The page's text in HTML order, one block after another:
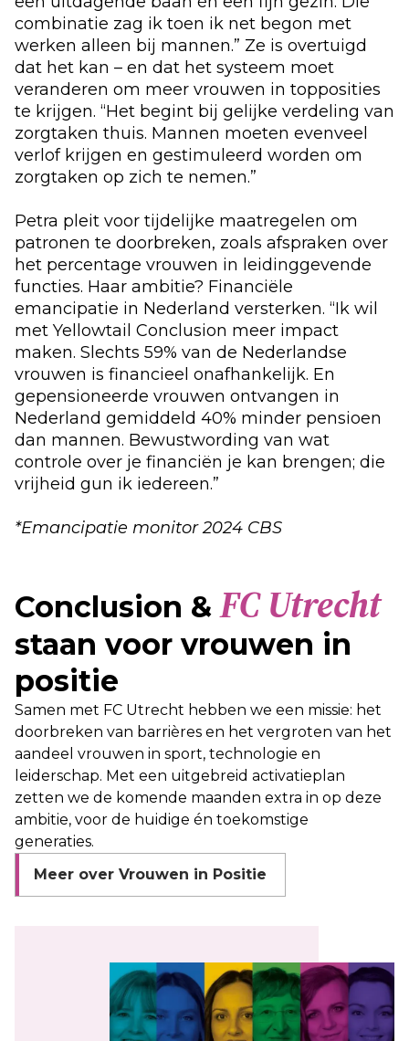
combinatie zag ik toen ik net begon met
werken alleen bij mannen.” Ze is overtuigd
dat het kan – en dat het systeem moet
veranderen om meer vrouwen in topposities
te krijgen. “Het begint bij gelijke verdeling van
zorgtaken thuis. Mannen moeten evenveel
verlof krijgen en gestimuleerd worden om
zorgtaken op zich te nemen.”
Petra pleit voor tijdelijke maatregelen om
patronen te doorbreken, zoals afspraken over
het percentage vrouwen in leidinggevende
functies. Haar ambitie? Financiële
emancipatie in Nederland versterken. “Ik wil
met Yellowtail Conclusion meer impact
maken. Slechts 59% van de Nederlandse
vrouwen is financieel onafhankelijk. En
gepensioneerde vrouwen ontvangen in
Nederland gemiddeld 40% minder pensioen
dan mannen. Bewustwording van wat
controle over je financiën je kan brengen; die
vrijheid gun ik iedereen.”
*Emancipatie monitor 2024 CBS
Conclusion &FC Utrecht
staan voor vrouwen in
positie
Samen met FC Utrecht hebben we een missie: het
doorbreken van barrières en het vergroten van het
aandeel vrouwen in sport, technologie en
leiderschap. Met een uitgebreid activatieplan
zetten we de komende maanden extra in op deze
ambitie, voor de huidige én toekomstige
generaties.
Meer over Vrouwen in Positie